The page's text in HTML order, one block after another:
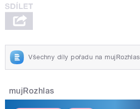
Všechny díly pořadu na mujRozhlas
mujRozhlas